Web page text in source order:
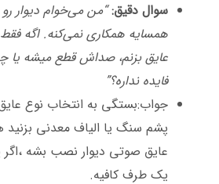
سوال دقیق: “من می‌خوام دیوار
همسایه همکاری نمی‌کنه. اگه
عایق بزنم، صداش قطع میشه یا
فایده نداره؟”
جواب:بستگی به انتخاب نوع
پشم سنگ یا الیاف معدنی بزنید
عایق صوتی دیوار نصب بشه ،اگر
یک طرف کافیه.